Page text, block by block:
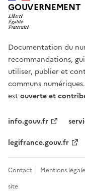
GOUVERNEMENT
Documentation du
recommandations,
utiliser, publier et
communs
estouverte et
info.gouv.fr
legifrance.gouv.fr
Contact Mentions
site